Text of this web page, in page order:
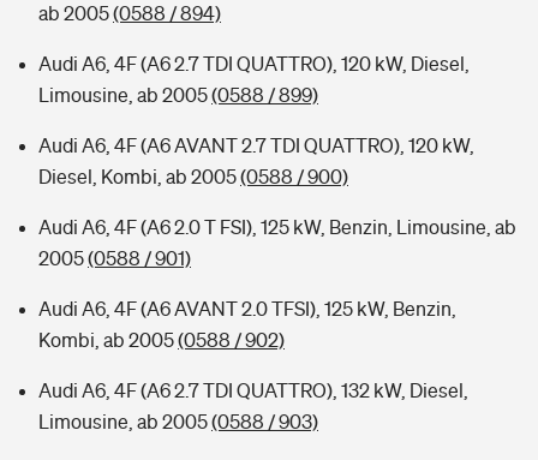
ab 2005(0588 / 894)
Audi A6, 4F (A6 2.7 TDI QUATTRO), 120 kW, Diesel,
Limousine, ab 2005(0588 / 899)
Audi A6, 4F (A6 AVANT 2.7 TDI QUATTRO), 120 kW,
Diesel, Kombi, ab 2005(0588 / 900)
Audi A6, 4F (A6 2.0 T FSI), 125 kW, Benzin, Limousine, ab
2005(0588 / 901)
Audi A6, 4F (A6 AVANT 2.0 TFSI), 125 kW, Benzin,
Kombi, ab 2005(0588 / 902)
Audi A6, 4F (A6 2.7 TDI QUATTRO), 132 kW, Diesel,
Limousine, ab 2005(0588 / 903)